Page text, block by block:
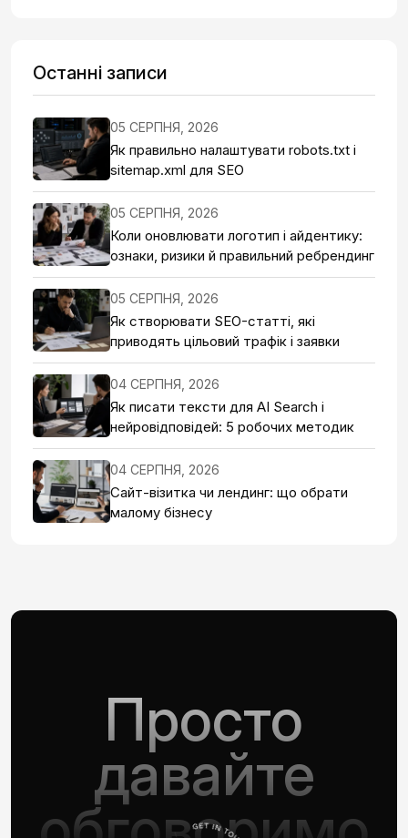
Останні записи
05 СЕРПНЯ, 2026
Як правильно налаштувати robots.txt і
sitemap.xml для SEO
05 СЕРПНЯ, 2026
Коли оновлювати логотип і айдентику:
ознаки, ризики й правильний ребрендинг
05 СЕРПНЯ, 2026
Як створювати SEO-статті, які
приводять цільовий трафік і заявки
04 СЕРПНЯ, 2026
Як писати тексти для AI Search і
нейровідповідей: 5 робочих методик
04 СЕРПНЯ, 2026
Сайт-візитка чи лендинг: що обрати
малому бізнесу
Просто
давайте